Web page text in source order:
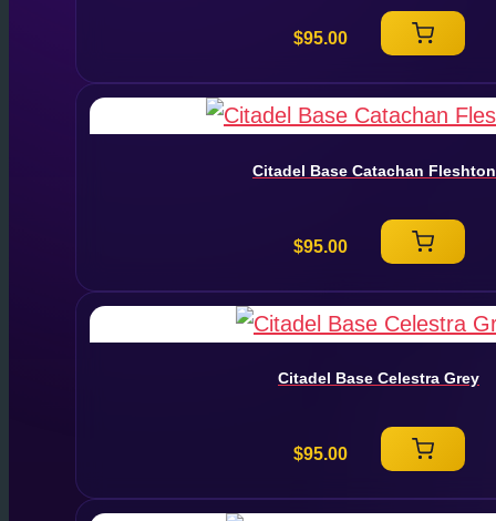
$95.00
Citadel Base Catachan
$95.00
Citadel Base Celestra Grey
$95.00